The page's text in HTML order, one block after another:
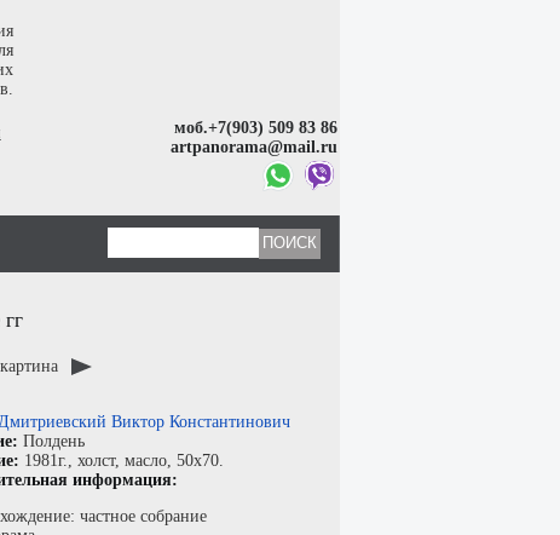
моб.+7(903) 509 83 86
artpanorama@mail.ru
Виктор Константинович
Полдень
1981г., холст, масло, 50x70.
информация:
частное собрание